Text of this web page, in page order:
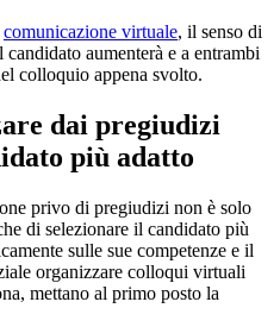
comunicazione virtuale, il senso di
aumenterà e a entrambi
colloquio appena svolto.
dai pregiudizi
più adatto
privo di pregiudizi non è solo
di selezionare il candidato più
sulle sue competenze e il
organizzare colloqui virtuali
mettano al primo posto la